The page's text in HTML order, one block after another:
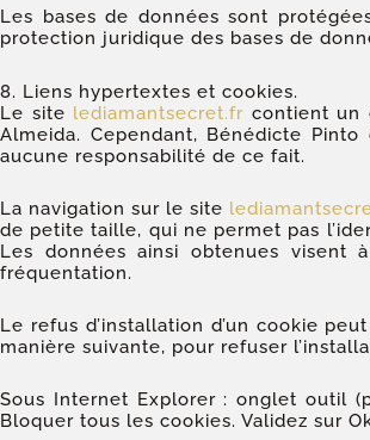
Les bases de données sont
protection juridique des bases de
8. Liens hypertextes et cookies.
Le site lediamantsecret.fr contient un
Almeida. Cependant, Bénédicte
aucune responsabilité de ce fait.
La navigation sur le site
de petite taille, qui ne permet pas
Les données ainsi obtenues
fréquentation.
Le refus d’installation d’un cookie
manière suivante, pour refuser
Sous Internet Explorer : onglet outil
Bloquer tous les cookies. Validez sur